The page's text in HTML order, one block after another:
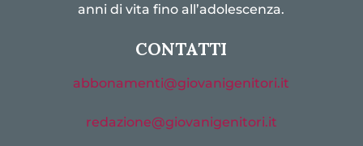
anni di vita fino all’adolescenza.
CONTATTI
abbonamenti@giovanigenitori.it
redazione@giovanigenitori.it